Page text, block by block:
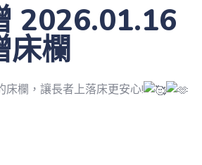
2026.01.16
床欄
床欄，讓長者上落床更安心!